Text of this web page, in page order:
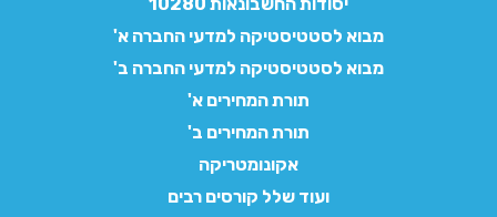
מבוא לסטטיסטיקה למדעי החברה א'
מבוא לסטטיסטיקה למדעי החברה ב'
תורת המחירים א'
תורת המחירים ב'
אקונומטריקה
ועוד שלל קורסים רבים